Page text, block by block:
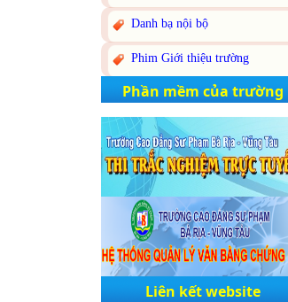
Danh bạ nội bộ
Phim Giới thiệu trường
Phần mềm của trường
Liên kết website